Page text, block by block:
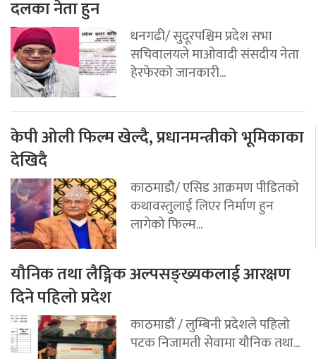
दलका नेता हुन
धनगढी/ सुदूरपश्चिम प्रदेश सभा
सचिवालयले माओवादी संसदीय नेता
हेरफेरको जानकारी...
केपी ओली फिल्म खेल्दै, प्रधानमन्त्रीको भूमिकाका
देखिदै
काठमाडौ/ एसिड आक्रमण पीडितको
कथावस्तुलाई लिएर निर्माण हुन
लागेको फिल्म...
यौनिक तथा लैङ्गिक अल्पसङ्ख्यकलाई आरक्षण
दिने पहिलो प्रदेश
काठमाडौं / लुम्बिनी प्रदेशले पहिलो
पटक निजामती सेवामा यौनिक तथा...